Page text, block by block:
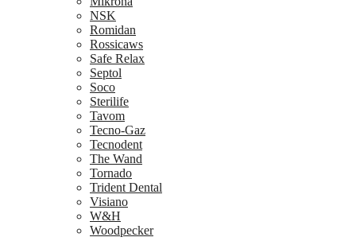
NSK
Romidan
Rossicaws
Safe Relax
Septol
Soco
Sterilife
Tavom
Tecno-Gaz
Tecnodent
The Wand
Tornado
Trident Dental
Visiano
W&H
Woodpecker